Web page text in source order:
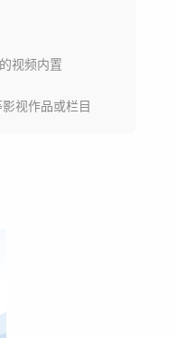
视频内置
视作品或栏目